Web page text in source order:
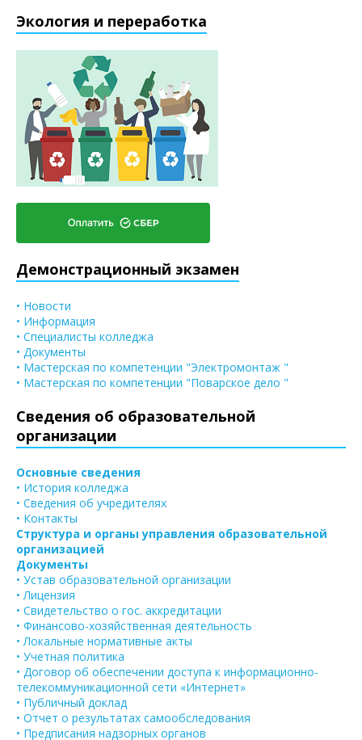
Экология и переработка
Демонстрационный экзамен
• Новости
• Информация
• Специалисты колледжа
• Документы
• Мастерская по компетенции "Электромонтаж "
• Мастерская по компетенции "Поварское дело "
Сведения об образовательной
организации
Основные сведения
• История колледжа
• Сведения об учредителях
• Контакты
Структура и органы управления образовательной
организацией
Документы
• Устав образовательной организации
• Лицензия
• Свидетельство о гос. аккредитации
• Финансово-хозяйственная деятельность
• Локальные нормативные акты
• Учетная политика
• Договор об обеспечении доступа к информационно-
телекоммуникационной сети «Интернет»
• Публичный доклад
• Отчет о результатах самообследования
• Предписания надзорных органов